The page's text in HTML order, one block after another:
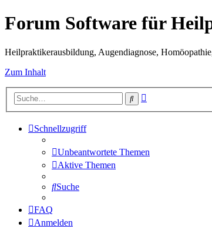
Forum Software für
Heilpraktikerausbildung, Augendiagnose,
Zum Inhalt
Suche
Schnellzugriff
Unbeantwortete Themen
Aktive Themen
Suche
FAQ
Anmelden